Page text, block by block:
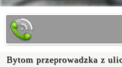
Bytom przeprowadzka z